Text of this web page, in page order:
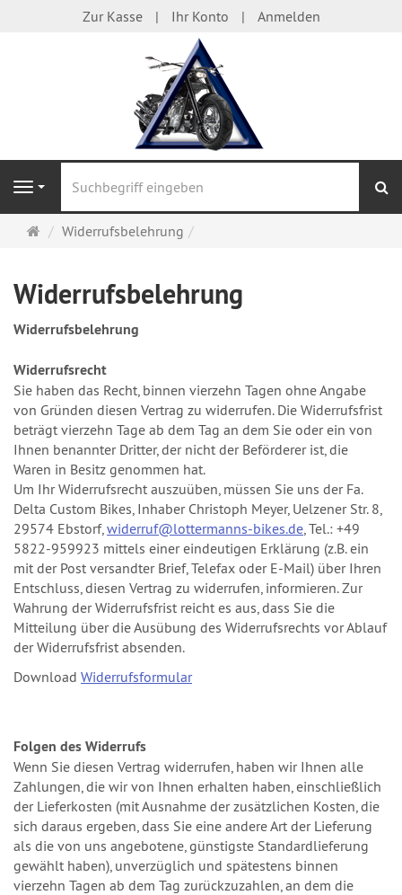
Zur Kasse Ihr Konto Anmelden
Navigation
Startseite
Widerrufsbelehrung
Widerrufsbelehrung
Widerrufsbelehrung
Widerrufsrecht
Sie haben das Recht, binnen vierzehn Tagen ohne Angabe
von Gründen diesen Vertrag zu widerrufen. Die Widerrufsfrist
beträgt vierzehn Tage ab dem Tag an dem Sie oder ein von
Ihnen benannter Dritter, der nicht der Beförderer ist, die
Waren in Besitz genommen hat.
Um Ihr Widerrufsrecht auszuüben, müssen Sie uns der Fa.
Delta Custom Bikes, Inhaber Christoph Meyer, Uelzener Str. 8,
29574 Ebstorf,widerruf@lottermanns-bikes.de, Tel.: +49
5822-959923 mittels einer eindeutigen Erklärung (z.B. ein
mit der Post versandter Brief, Telefax oder E-Mail) über Ihren
Entschluss, diesen Vertrag zu widerrufen, informieren. Zur
Wahrung der Widerrufsfrist reicht es aus, dass Sie die
Mitteilung über die Ausübung des Widerrufsrechts vor Ablauf
der Widerrufsfrist absenden.
Download Widerrufsformular
Folgen des Widerrufs
Wenn Sie diesen Vertrag widerrufen, haben wir Ihnen alle
Zahlungen, die wir von Ihnen erhalten haben, einschließlich
der Lieferkosten (mit Ausnahme der zusätzlichen Kosten, die
sich daraus ergeben, dass Sie eine andere Art der Lieferung
als die von uns angebotene, günstigste Standardlieferung
gewählt haben), unverzüglich und spätestens binnen
vierzehn Tagen ab dem Tag zurückzuzahlen, an dem die